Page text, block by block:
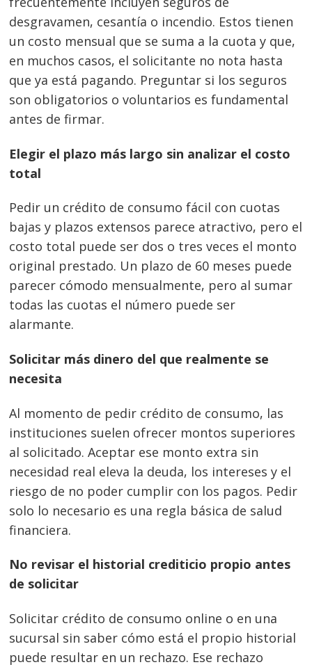
desgravamen, cesantía o incendio. Estos tienen
un costo mensual que se suma a la cuota y que,
en muchos casos, el solicitante no nota hasta
que ya está pagando. Preguntar si los seguros
son obligatorios o voluntarios es fundamental
antes de firmar.
Elegir el plazo más largo sin analizar el costo
total
Pedir un crédito de consumo fácil con cuotas
bajas y plazos extensos parece atractivo, pero el
costo total puede ser dos o tres veces el monto
original prestado. Un plazo de 60 meses puede
parecer cómodo mensualmente, pero al sumar
todas las cuotas el número puede ser
alarmante.
Solicitar más dinero del que realmente se
necesita
Al momento de pedir crédito de consumo, las
instituciones suelen ofrecer montos superiores
al solicitado. Aceptar ese monto extra sin
necesidad real eleva la deuda, los intereses y el
riesgo de no poder cumplir con los pagos. Pedir
solo lo necesario es una regla básica de salud
financiera.
No revisar el historial crediticio propio antes
de solicitar
Solicitar crédito de consumo online o en una
sucursal sin saber cómo está el propio historial
puede resultar en un rechazo. Ese rechazo